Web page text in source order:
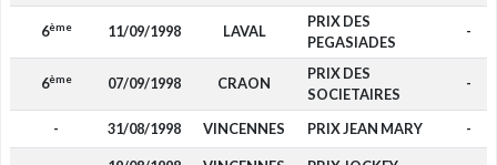
6ème 11/09/1998 LAVAL
PRIX DES
PEGASIADES
-
6ème 07/09/1998 CRAON
PRIX DES
SOCIETAIRES
-
- 31/08/1998 VINCENNES PRIX JEAN MARY -